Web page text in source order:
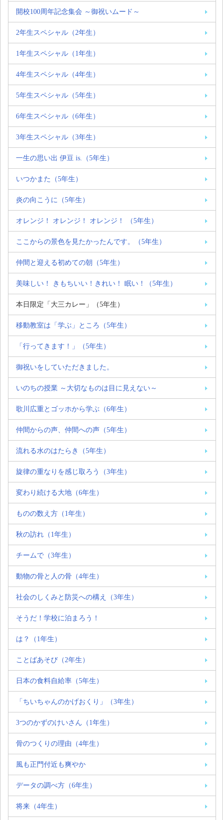
開校100周年記念集会 ～御祝いムード～
2年生スペシャル（2年生）
1年生スペシャル（1年生）
4年生スペシャル（4年生）
5年生スペシャル（5年生）
6年生スペシャル（6年生）
3年生スペシャル（3年生）
一生の思い出 伊豆 is.（5年生）
いつかまた（5年生）
炎の向こうに（5年生）
オレンジ！ オレンジ！ オレンジ！ （5年生）
ここからの景色を見たかったんです。（5年生）
仲間と迎える初めての朝（5年生）
美味しい！ きもちいい！きれい！ 眠い！（5年生）
本日限定「大三カレー」（5年生）
移動教室は「学ぶ」ところ（5年生）
「行ってきます！」（5年生）
御祝いをしていただきました。
いのちの授業 ～大切なものは目に見えない～
歌川広重とゴッホから学ぶ（6年生）
仲間からの声、仲間への声（5年生）
流れる水のはたらき（5年生）
旋律の重なりを感じ取ろう（3年生）
変わり続ける大地（6年生）
ものの数え方（1年生）
秋の訪れ（1年生）
チームで（3年生）
動物の骨と人の骨（4年生）
社会のしくみと防災への構え（3年生）
そうだ！学校に泊まろう！
は？（1年生）
ことばあそび（2年生）
日本の食料自給率（5年生）
「ちいちゃんのかげおくり」（3年生）
3つのかずのけいさん（1年生）
骨のつくりの理由（4年生）
風も正門付近も爽やか
データの調べ方（6年生）
将来（4年生）